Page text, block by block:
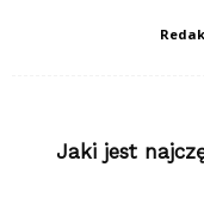
Jaki jest